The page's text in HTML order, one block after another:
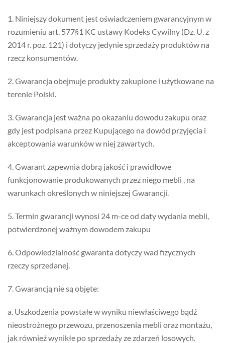
1. Niniejszy dokument jest oświadczeniem gwarancyjnym w
rozumieniu art. 577§1 KC ustawy Kodeks Cywilny (Dz. U. z
2014 r. poz. 121) i dotyczy jedynie sprzedaży produktów na
rzecz konsumentów.
2. Gwarancja obejmuje produkty zakupione i użytkowane na
terenie Polski.
3. Gwarancja jest ważna po okazaniu dowodu zakupu oraz
gdy jest podpisana przez Kupującego na dowód przyjęcia i
akceptowania warunków w niej zawartych.
4. Gwarant zapewnia dobrą jakość i prawidłowe
funkcjonowanie produkowanych przez niego mebli , na
warunkach określonych w niniejszej Gwarancji.
5. Termin gwarancji wynosi 24 m-ce od daty wydania mebli,
potwierdzonej ważnym dowodem zakupu
6. Odpowiedzialność gwaranta dotyczy wad fizycznych
rzeczy sprzedanej.
7. Gwarancją nie są objęte:
a. Uszkodzenia powstałe w wyniku niewłaściwego bądź
nieostrożnego przewozu, przenoszenia mebli oraz montażu,
jak również wynikłe po sprzedaży ze zdarzeń losowych.